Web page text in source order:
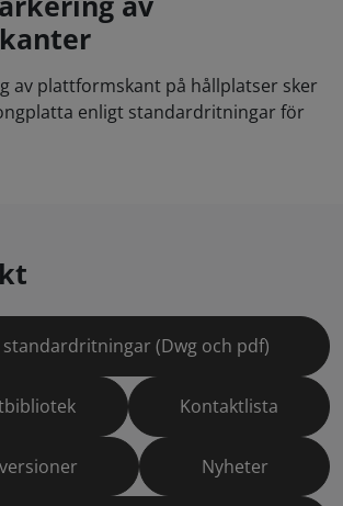
av plattformskant på hållplatser sker
enligt standardritningar för
standardritningar (Dwg och pdf)
Kontaktlista
Nyheter